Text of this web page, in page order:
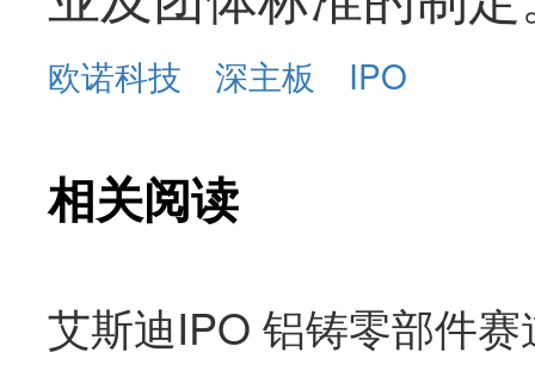
欧诺科技 深主板 IPO
相关阅读